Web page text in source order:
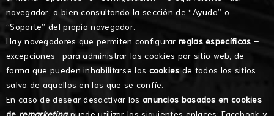
navegador, o bien consultando la sección de “Ayuda” o
“Soporte” del propio navegador.
Hay navegadores que permiten configurar reglas específicas –
excepciones- para administrar las cookies por sitio web, de
forma que pueden inhabilitarse las cookiesde todos los sitios
salvo de aquellos en los que se confíe.
En caso de desear desactivar los anuncios basados en cookies
de remarketingpuede utilizar los siguientes enlaces:Facebook y